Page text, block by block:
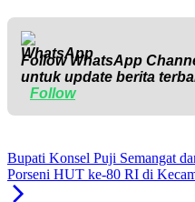
Follow WhatsApp
untuk update berita
Follow
Bupati Konsel Puji Semangat
Porseni HUT ke-80 RI di